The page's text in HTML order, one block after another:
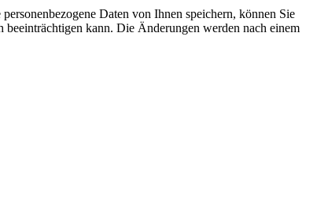
Daten von Ihnen speichern, können Sie
beeinträchtigen kann. Die Änderungen werden nach einem